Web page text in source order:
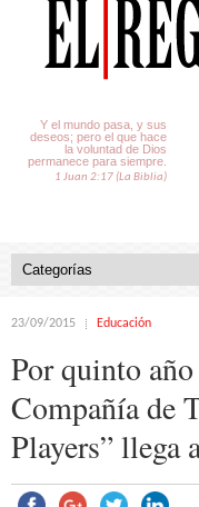
Y el mundo pasa, y sus
deseos; pero el que hace
la voluntad de Dios
permanece para siempre.
1 Juan 2:17 (La Biblia)
23/09/2015 Educación
Por quinto
Compañía de
Players” llega